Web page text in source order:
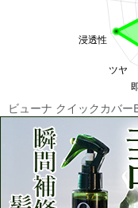
ビューナ クイックカバ